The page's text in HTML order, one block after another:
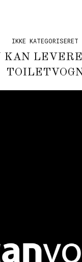
IKKE KATEGORISERET
KAN